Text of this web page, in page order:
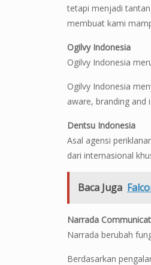
tetapi menjadi
membuat kami
Ogilvy Indonesia
Ogilvy Indonesia
Ogilvy Indonesia
aware, branding and
Dentsu Indonesia
Asal agensi
dari internasional
Baca Juga
Narrada
Narrada berubah
Berdasarkan